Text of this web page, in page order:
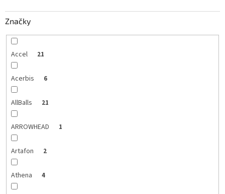
Značky
Accel 21
Acerbis 6
AllBalls 21
ARROWHEAD 1
Artafon 2
Athena 4